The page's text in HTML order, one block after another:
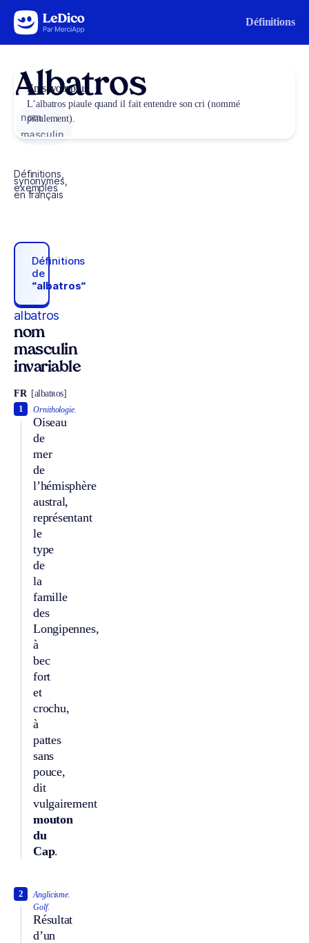
Aller au contenu Définitions
Albatros
nom
masculin
Définitions,
synonymes,
exemples
en français
Définitions
de
“albatros“
albatros
nom
masculin
invariable
FR [albatʀos]
Ornithologie.
Oiseau
de
mer
de
l’hémisphère
austral,
représentant
le
type
de
la
famille
des
Longipennes,
à
bec
fort
et
crochu,
à
pattes
sans
pouce,
dit
vulgairement
mouton
du
Cap.
1
Anglicisme.
Golf.
Résultat
d’un
2
En savoir plus
L’albatros piaule quand il fait entendre son cri (nommé
piaulement).